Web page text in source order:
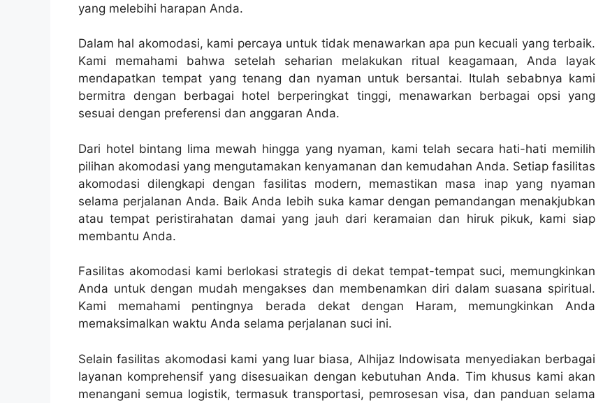
yang melebihi harapan Anda.
Dalam hal akomodasi, kami percaya untuk tidak menawarkan apa pun kecuali yang terbaik.
Kami memahami bahwa setelah seharian melakukan ritual keagamaan, Anda layak
mendapatkan tempat yang tenang dan nyaman untuk bersantai. Itulah sebabnya kami
bermitra dengan berbagai hotel berperingkat tinggi, menawarkan berbagai opsi yang
sesuai dengan preferensi dan anggaran Anda.
Dari hotel bintang lima mewah hingga yang nyaman, kami telah secara hati-hati memilih
pilihan akomodasi yang mengutamakan kenyamanan dan kemudahan Anda. Setiap fasilitas
akomodasi dilengkapi dengan fasilitas modern, memastikan masa inap yang nyaman
selama perjalanan Anda. Baik Anda lebih suka kamar dengan pemandangan menakjubkan
atau tempat peristirahatan damai yang jauh dari keramaian dan hiruk pikuk, kami siap
membantu Anda.
Fasilitas akomodasi kami berlokasi strategis di dekat tempat-tempat suci, memungkinkan
Anda untuk dengan mudah mengakses dan membenamkan diri dalam suasana spiritual.
Kami memahami pentingnya berada dekat dengan Haram, memungkinkan Anda
memaksimalkan waktu Anda selama perjalanan suci ini.
Selain fasilitas akomodasi kami yang luar biasa, Alhijaz Indowisata menyediakan berbagai
layanan komprehensif yang disesuaikan dengan kebutuhan Anda. Tim khusus kami akan
menangani semua logistik, termasuk transportasi, pemrosesan visa, dan panduan selama